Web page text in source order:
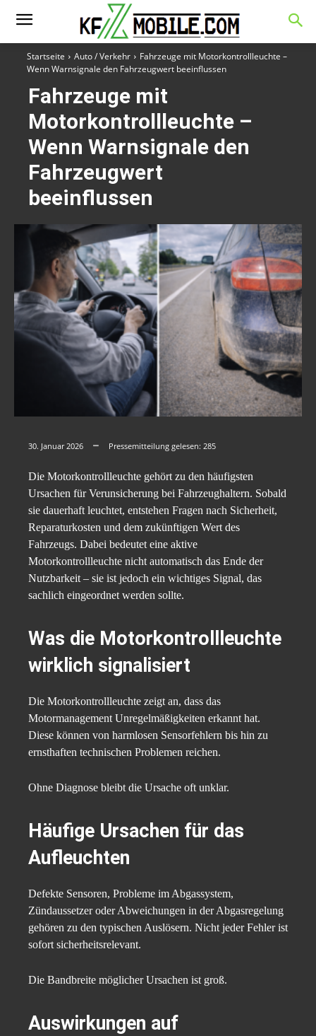
Startseite Auto / Verkehr
Fahrzeuge mit Motorkontrollleuchte –
Wenn Warnsignale den Fahrzeugwert beeinflussen
Fahrzeuge mit
Motorkontrollleuchte –
Wenn Warnsignale den
Fahrzeugwert
beeinflussen
30. Januar 2026 Pressemitteilung gelesen: 285
Die Motorkontrollleuchte gehört zu den häufigsten
Ursachen für Verunsicherung bei Fahrzeughaltern. Sobald
sie dauerhaft leuchtet, entstehen Fragen nach Sicherheit,
Reparaturkosten und dem zukünftigen Wert des
Fahrzeugs. Dabei bedeutet eine aktive
Motorkontrollleuchte nicht automatisch das Ende der
Nutzbarkeit – sie ist jedoch ein wichtiges Signal, das
sachlich eingeordnet werden sollte.
Was die Motorkontrollleuchte
wirklich signalisiert
Die Motorkontrollleuchte zeigt an, dass das
Motormanagement Unregelmäßigkeiten erkannt hat.
Diese können von harmlosen Sensorfehlern bis hin zu
ernsthaften technischen Problemen reichen.
Ohne Diagnose bleibt die Ursache oft unklar.
Häufige Ursachen für das
Aufleuchten
Defekte Sensoren, Probleme im Abgassystem,
Zündaussetzer oder Abweichungen in der Abgasregelung
gehören zu den typischen Auslösern. Nicht jeder Fehler ist
sofort sicherheitsrelevant.
Die Bandbreite möglicher Ursachen ist groß.
Auswirkungen auf